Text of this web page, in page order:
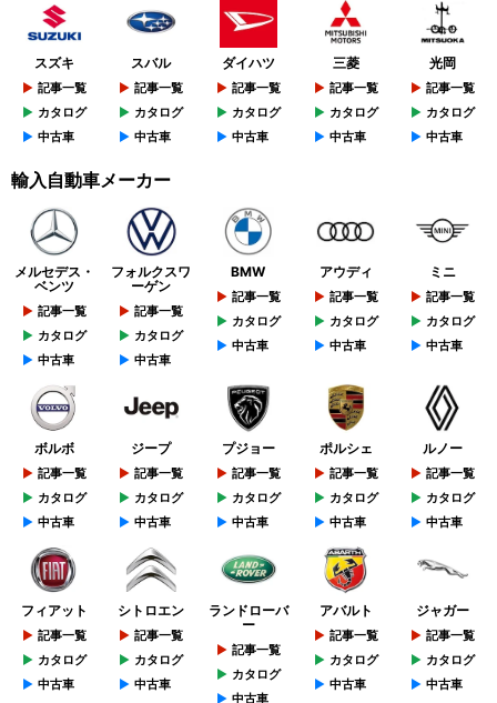
スズキ
記事一覧
カタログ
中古車
スバル
記事一覧
カタログ
中古車
ダイハツ
記事一覧
カタログ
中古車
三菱
記事一覧
カタログ
中古車
光岡
記事一覧
カタログ
中古車
輸入自動車メーカー
メルセデス・
ベンツ
記事一覧
カタログ
中古車
フォルクスワ
ーゲン
記事一覧
カタログ
中古車
BMW
記事一覧
カタログ
中古車
アウディ
記事一覧
カタログ
中古車
ミニ
記事一覧
カタログ
中古車
ボルボ
記事一覧
カタログ
中古車
ジープ
記事一覧
カタログ
中古車
プジョー
記事一覧
カタログ
中古車
ポルシェ
記事一覧
カタログ
中古車
ルノー
記事一覧
カタログ
中古車
フィアット
記事一覧
カタログ
中古車
シトロエン
記事一覧
カタログ
中古車
ランドローバ
ー
記事一覧
カタログ
中古車
アバルト
記事一覧
カタログ
中古車
ジャガー
記事一覧
カタログ
中古車